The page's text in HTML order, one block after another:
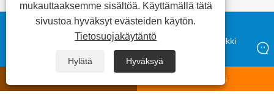
mukauttaaksemme sisältöä. Käyttämällä tätä
sivustoa hyväksyt evästeiden käytön.
Tietosuojakäytäntö
Hylätä Hyväksyä
Copyright © 2023 Daya Electric Group Easy Co., Ltd. -
Tyhjiökatkaisinta, muuntaja, matalan jännitekaapeli - Kaikki
oikeudet pidätetään
Sähköposti